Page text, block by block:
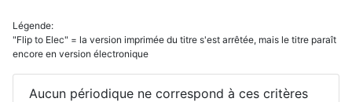
Légende:
"Flip to Elec" = la version imprimée du titre s'est arrêtée, mais le titre paraît
encore en version électronique
Aucun périodique ne correspond à ces critères